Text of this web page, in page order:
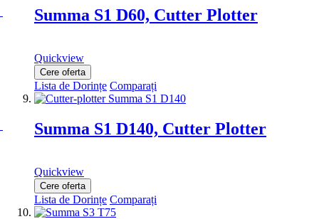
Summa S1 D60, Cutter Plotter
Quickview
Cere oferta
Lista de Dorințe Comparați
Summa S1 D140, Cutter Plotter
Quickview
Cere oferta
Lista de Dorințe Comparați